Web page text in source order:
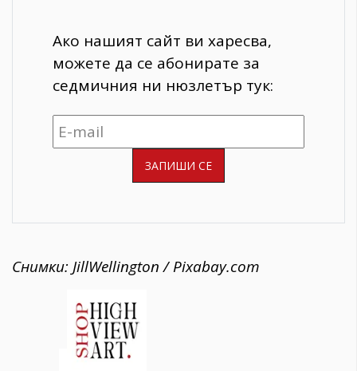
Ако нашият сайт ви харесва,
можете да се абонирате за
седмичния ни нюзлетър тук:
Снимки: JillWellington / Pixabay.com